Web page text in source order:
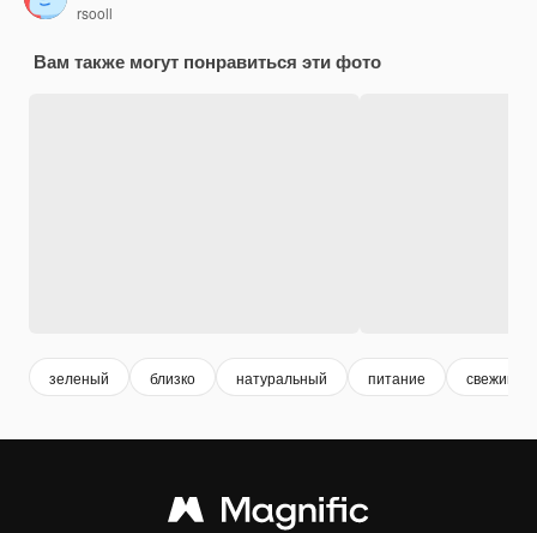
rsooll
Вам также могут понравиться эти фото
зеленый близко натуральный питание свежий